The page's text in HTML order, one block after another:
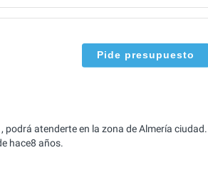
Pide presupuesto
atenderte en la zona de Almería ciudad.
hace8 años.